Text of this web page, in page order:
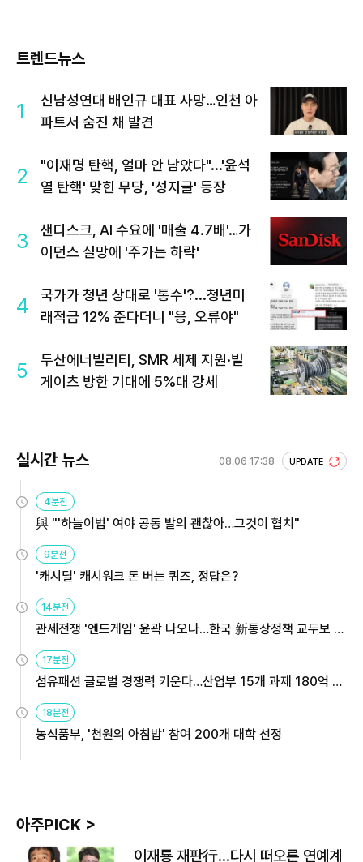
트렌드뉴스
1
신남성연대 배인규 대표 사망…인천 아
파트서 숨진 채 발견
2
"이재명 탄핵, 얼마 안 남았다"...'윤석
열 탄핵' 맞힌 무당, '성지글' 등장
3
샌디스크, AI 수요에 '매출 4.7배'…가
이던스 실망에 '주가는 하락'
4
국가가 청년 상대로 '통수'?...청년미
래적금 12% 준다더니 "응, 오류야"
5
두산에너빌리티, SMR 세제 지원·빌
게이츠 방한 기대에 5%대 강세
실시간 뉴스 08.06 17:38 UPDATE
4분전
與 "'하늘이법' 여야 공동 발의 괜찮아…그것이 협치"
9분전
'캐시딜' 캐시워크 돈 버는 퀴즈, 정답은?
14분전
관세전쟁 '엔드게임' 윤곽 나오나…한국 新통상정책 교두보 활
용해야
17분전
섬유패션 글로벌 경쟁력 키운다…산업부 15개 과제 180억 지
원
18분전
농식품부, '천원의 아침밥' 참여 200개 대학 선정
아주PICK >
이재룡 재판行…다시 떠오른 연예계